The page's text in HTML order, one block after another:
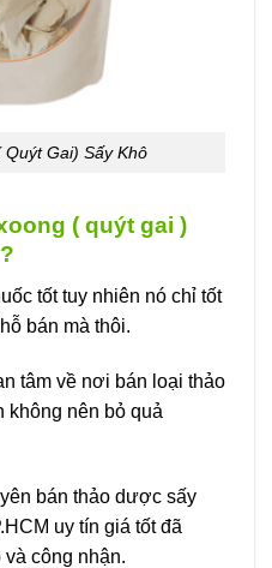
Gai) Sấy Khô
( quýt gai )
tốt tuy nhiên nó chỉ tốt
bán mà thôi.
tâm về nơi bán loại thảo
không nên bỏ quả
bán thảo dược sấy
uy tín giá tốt đã
công nhận.